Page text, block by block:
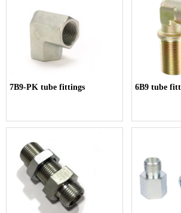
7B9-PK tube fittings 6B9 tube